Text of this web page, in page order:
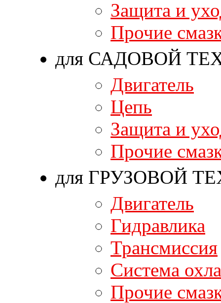
Защита и
Прочие
для САДОВОЙ
Двигатель
Цепь
Защита и
Прочие
для ГРУЗОВОЙ
Двигатель
Гидравлика
Трансмиссия
Система
Прочие